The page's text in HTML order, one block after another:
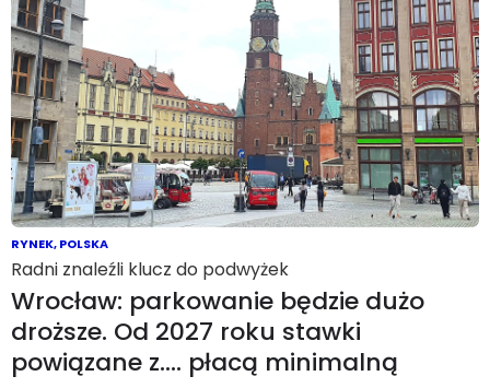
RYNEK,POLSKA
Radni znaleźli klucz do podwyżek
Wrocław: parkowanie będzie dużo
droższe. Od 2027 roku stawki
powiązane z…. płacą minimalną